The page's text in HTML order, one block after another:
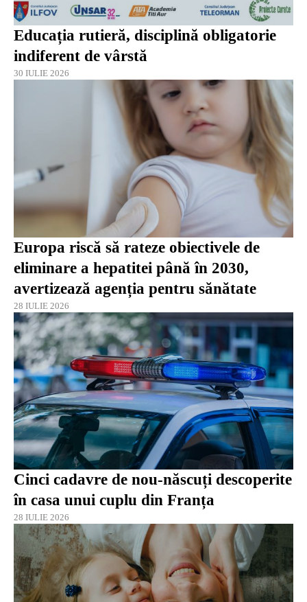
Educația rutieră, disciplină obligatorie
indiferent de vârstă
30 IULIE 2026
Europa riscă să rateze obiectivele de
eliminare a hepatitei până în 2030,
avertizează agenția pentru sănătate
28 IULIE 2026
Cinci cadavre de nou-născuți descoperite
în casa unui cuplu din Franța
28 IULIE 2026